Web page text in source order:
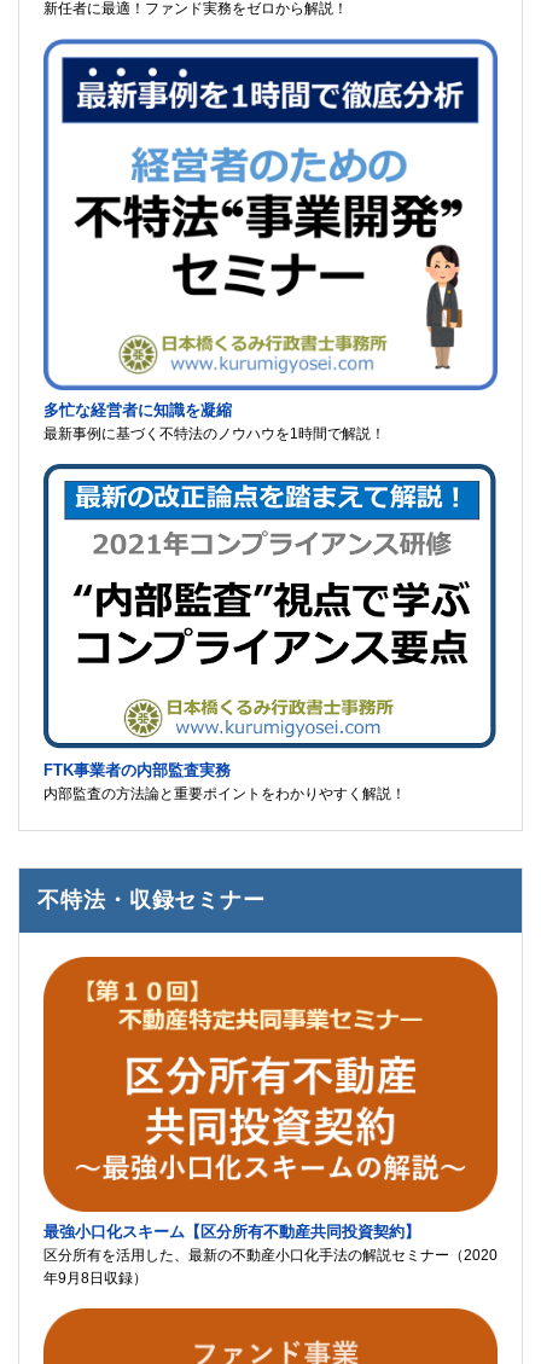
新任者に最適！ファンド実務をゼロから解説！
多忙な経営者に知識を凝縮
最新事例に基づく不特法のノウハウを1時間で解説！
FTK事業者の内部監査実務
内部監査の方法論と重要ポイントをわかりやすく解説！
不特法・収録セミナー
最強小口化スキーム【区分所有不動産共同投資契約】
区分所有を活用した、最新の不動産小口化手法の解説セミナー（2020
年9月8日収録）